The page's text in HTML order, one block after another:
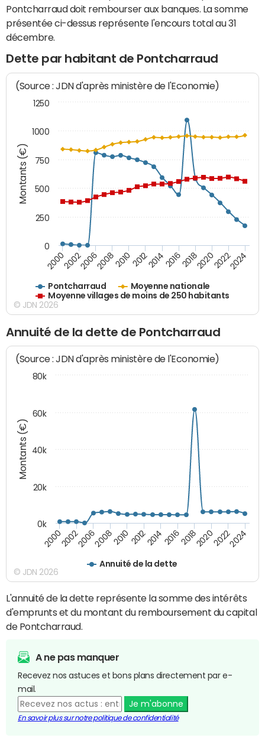
Pontcharraud doit rembourser aux banques. La somme
présentée ci-dessus représente l'encours total au 31
décembre.
Dette par habitant de Pontcharraud
Montants (€)
(Source : JDN d'après ministère de l'Economie)
Pontcharraud
Moyenne nationale
Moyenne villages de moins de 250 habitants
200020022006200820102012201420162018202020222024
0
250
500
750
1000
1250
© JDN 2026
Annuité de la dette de Pontcharraud
Montants (€)
(Source : JDN d'après ministère de l'Economie)
Annuité de la dette
20002002200620082010 2012201420162018202020222024
0k
20k
40k
60k
80k
© JDN 2026
L'annuité de la dette représente la somme des intérêts
d'emprunts et du montant du remboursement du capital
de Pontcharraud.
A ne pas manquer
Recevez nos astuces et bons plans directement par e-
mail.
Je m'abonne
En savoir plus sur notre politique de confidentialité